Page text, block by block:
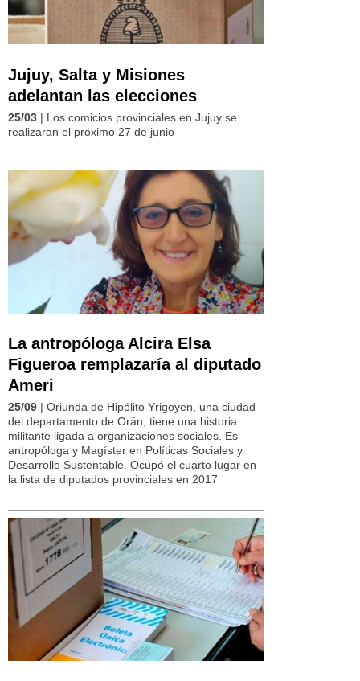
Jujuy, Salta y Misiones
adelantan las elecciones
25/03 | Los comicios provinciales en Jujuy se
realizaran el próximo 27 de junio
La antropóloga Alcira Elsa
Figueroa remplazaría al diputado
Ameri
25/09 | Oriunda de Hipólito Yrigoyen, una ciudad
del departamento de Orán, tiene una historia
militante ligada a organizaciones sociales. Es
antropóloga y Magíster en Políticas Sociales y
Desarrollo Sustentable. Ocupó el cuarto lugar en
la lista de diputados provinciales en 2017